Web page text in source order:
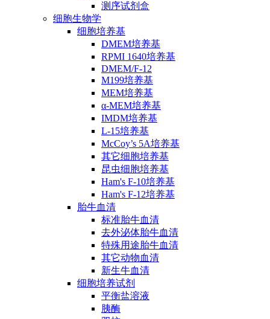
测序试剂盒
细胞生物学
细胞培养基
DMEM培养基
RPMI 1640培养基
DMEM/F-12
M199培养基
MEM培养基
α-MEM培养基
IMDM培养基
L-15培养基
McCoy’s 5A培养基
其它细胞培养基
昆虫细胞培养基
Ham's F-10培养基
Ham's F-12培养基
胎牛血清
标准胎牛血清
去外泌体胎牛血清
特殊用途胎牛血清
其它动物血清
新生牛血清
细胞培养试剂
平衡盐溶液
胰酶